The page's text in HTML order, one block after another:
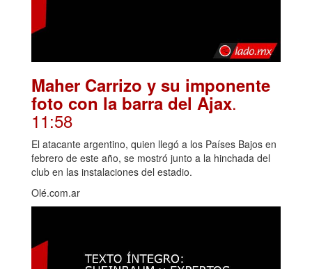
Maher Carrizo y su imponente
foto con la barra del Ajax.
11:58
El atacante argentino, quien llegó a los Países Bajos en
febrero de este año, se mostró junto a la hinchada del
club en las instalaciones del estadio.
Olé.com.ar